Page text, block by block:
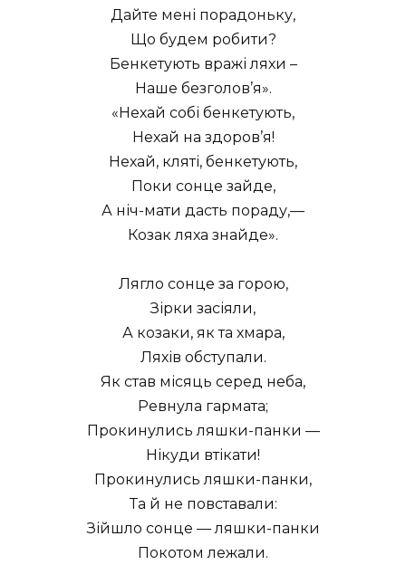
Дайте мені порадоньку,
Що будем робити?
Бенкетують вражі ляхи –
Наше безголов’я».
«Нехай собі бенкетують,
Нехай на здоров’я!
Нехай, кляті, бенкетують,
Поки сонце зайде,
А ніч-мати дасть пораду,—
Козак ляха знайде».
Лягло сонце за горою,
Зірки засіяли,
А козаки, як та хмара,
Ляхів обступали.
Як став місяць серед неба,
Ревнула гармата;
Прокинулись ляшки-панки —
Нікуди втікати!
Прокинулись ляшки-панки,
Та й не повставали:
Зійшло сонце — ляшки-панки
Покотом лежали.